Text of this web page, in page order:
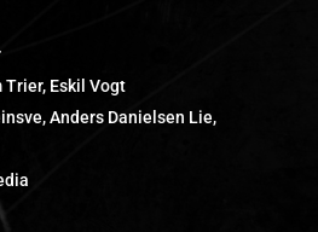
Trier, Eskil Vogt
Anders Danielsen Lie,